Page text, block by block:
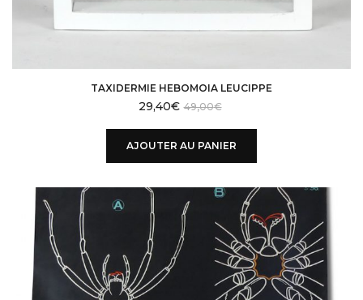
TAXIDERMIE HEBOMOIA LEUCIPPE
49,00€
29,40€
AJOUTER AU PANIER